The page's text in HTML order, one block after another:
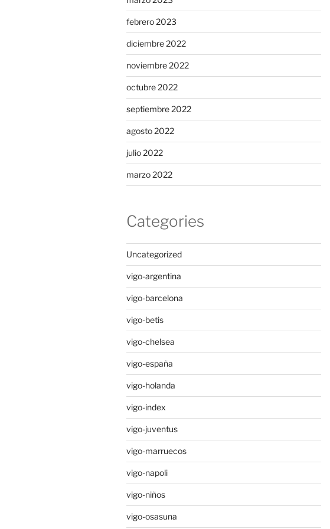
febrero 2023
diciembre 2022
noviembre 2022
octubre 2022
septiembre 2022
agosto 2022
julio 2022
marzo 2022
Categories
Uncategorized
vigo-argentina
vigo-barcelona
vigo-betis
vigo-chelsea
vigo-españa
vigo-holanda
vigo-index
vigo-juventus
vigo-marruecos
vigo-napoli
vigo-niños
vigo-osasuna